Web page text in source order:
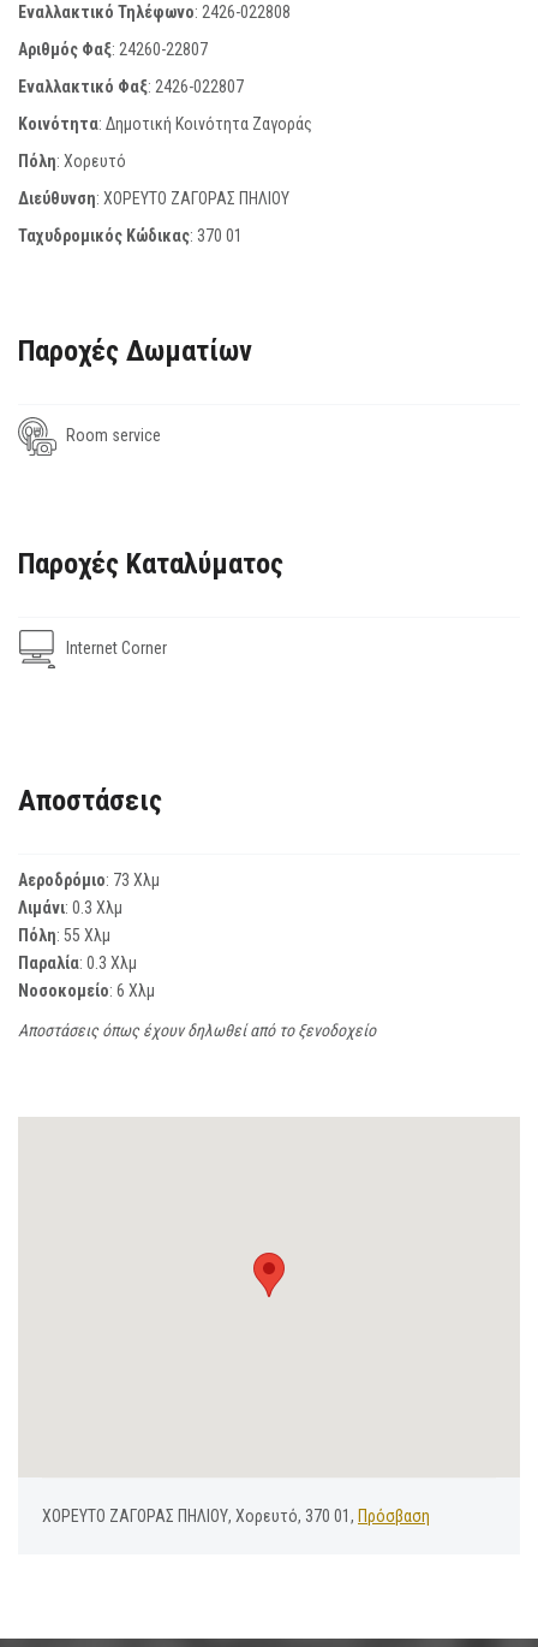
Εναλλακτικό Τηλέφωνο: 2426-022808
Αριθμός Φαξ: 24260-22807
Εναλλακτικό Φαξ: 2426-022807
Κοινότητα: Δημοτική Κοινότητα Ζαγοράς
Πόλη: Χορευτό
Διεύθυνση: ΧΟΡΕΥΤΟ ΖΑΓΟΡΑΣ ΠΗΛΙΟΥ
Ταχυδρομικός Κώδικας: 370 01
Παροχές Δωματίων
Room service
Παροχές Καταλύματος
Internet Corner
Αποστάσεις
Αεροδρόμιο: 73 Χλμ
Λιμάνι: 0.3 Χλμ
Πόλη: 55 Χλμ
Παραλία: 0.3 Χλμ
Νοσοκομείο: 6 Χλμ
Αποστάσεις όπως έχουν δηλωθεί από το ξενοδοχείο
ΧΟΡΕΥΤΟ ΖΑΓΟΡΑΣ ΠΗΛΙΟΥ, Χορευτό, 370 01, Πρόσβαση